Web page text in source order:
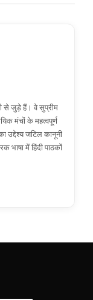
से जुड़े हैं। वे सुप्रीम
मंचों के महत्वपूर्ण
जटिल कानूनी
भाषा में हिंदी पाठकों